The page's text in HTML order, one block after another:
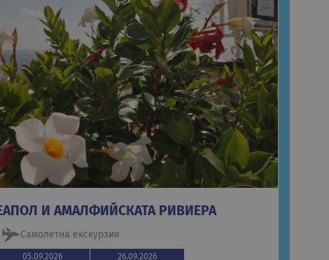
И АМАЛФИЙСКАТА РИВИЕРА
Самолетна екскурзия
05.09.2026 26.09.2026